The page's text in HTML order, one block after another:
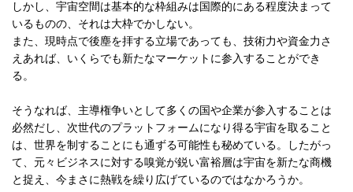
しかし、宇宙空間は基本的な枠組みは国際的にある程度決まって
いるものの、それは大枠でかしない。
また、現時点で後塵を拝する立場であっても、技術力や資金力さ
えあれば、いくらでも新たなマーケットに参入することができ
る。
そうなれば、主導権争いとして多くの国や企業が参入することは
必然だし、次世代のプラットフォームになり得る宇宙を取ること
は、世界を制することにも通ずる可能性も秘めている。したがっ
て、元々ビジネスに対する嗅覚が鋭い富裕層は宇宙を新たな商機
と捉え、今まさに熱戦を繰り広げているのではなかろうか。